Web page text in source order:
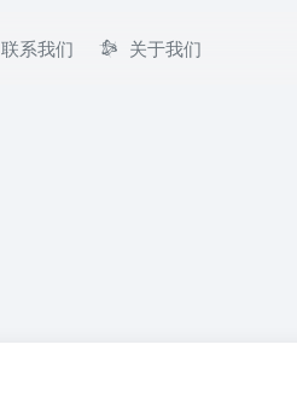
联系我们 关于我们